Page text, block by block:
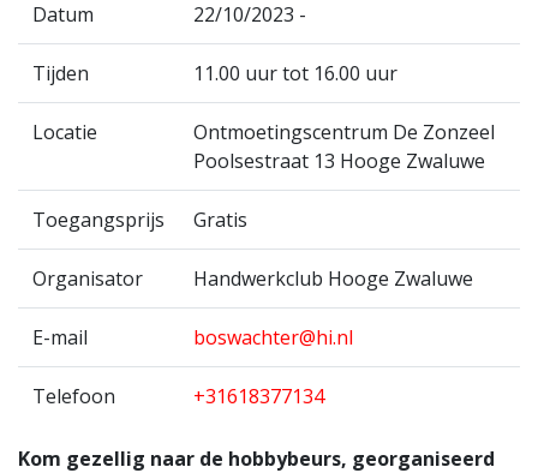
Datum 22/10/2023 -
Tijden 11.00 uur tot 16.00 uur
Locatie
Ontmoetingscentrum De Zonzeel
Poolsestraat 13 Hooge Zwaluwe
Toegangsprijs Gratis
Organisator Handwerkclub Hooge Zwaluwe
E-mail boswachter@hi.nl
Telefoon +31618377134
Kom gezellig naar de hobbybeurs, georganiseerd